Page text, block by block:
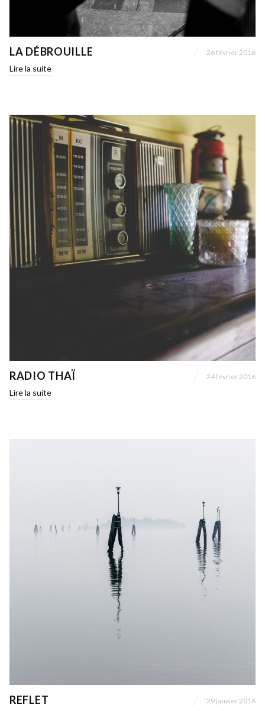
LA DÉBROUILLE 26 février 2016
Lire la suite
RADIO THAÏ 24 février 2016
Lire la suite
REFLET 29 janvier 2016